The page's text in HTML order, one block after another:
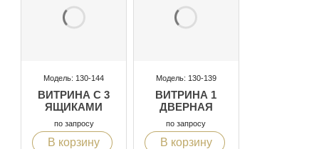
Модель: 130-144
ВИТРИНА С 3
ЯЩИКАМИ
по запросу
В корзину
Модель: 130-139
ВИТРИНА 1
ДВЕРНАЯ
по запросу
В корзину